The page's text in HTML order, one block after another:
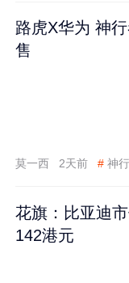
路虎X华为 神
售
莫一西 2天前 # 神
花旗：比亚迪
142港元